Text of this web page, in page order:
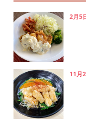
2月5
11月